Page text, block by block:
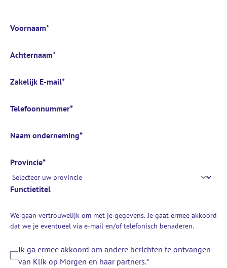
Voornaam*
Achternaam*
Zakelijk E-mail*
Telefoonnummer*
Naam onderneming*
Provincie*
Functietitel
We gaan vertrouwelijk om met je gegevens. Je gaat ermee akkoord
dat we je eventueel via e-mail en/of telefonisch benaderen.
Ik ga ermee akkoord om andere berichten te ontvangen
van Klik op Morgen en haar partners.*